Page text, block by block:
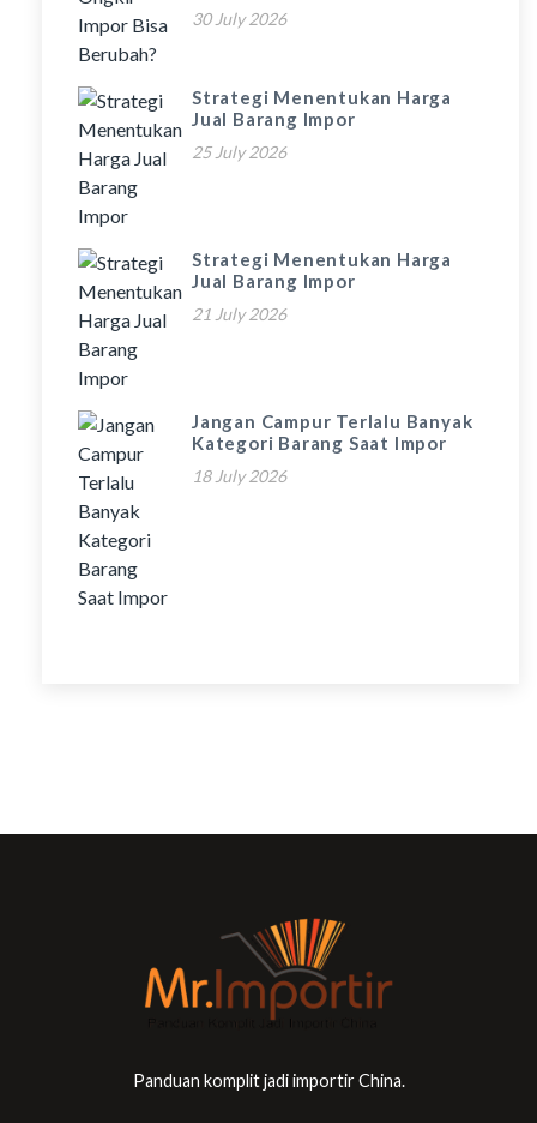
30 July 2026
Strategi Menentukan Harga
Jual Barang Impor
25 July 2026
Strategi Menentukan Harga
Jual Barang Impor
21 July 2026
Jangan Campur Terlalu Banyak
Kategori Barang Saat Impor
18 July 2026
Panduan komplit jadi importir China.